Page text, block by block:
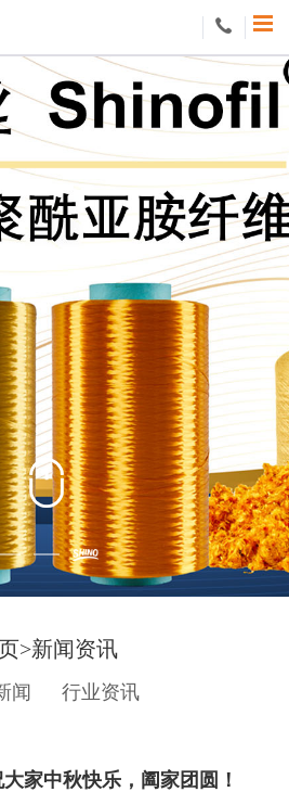
>新闻资讯
闻 行业资讯
家中秋快乐，阖家团圆！